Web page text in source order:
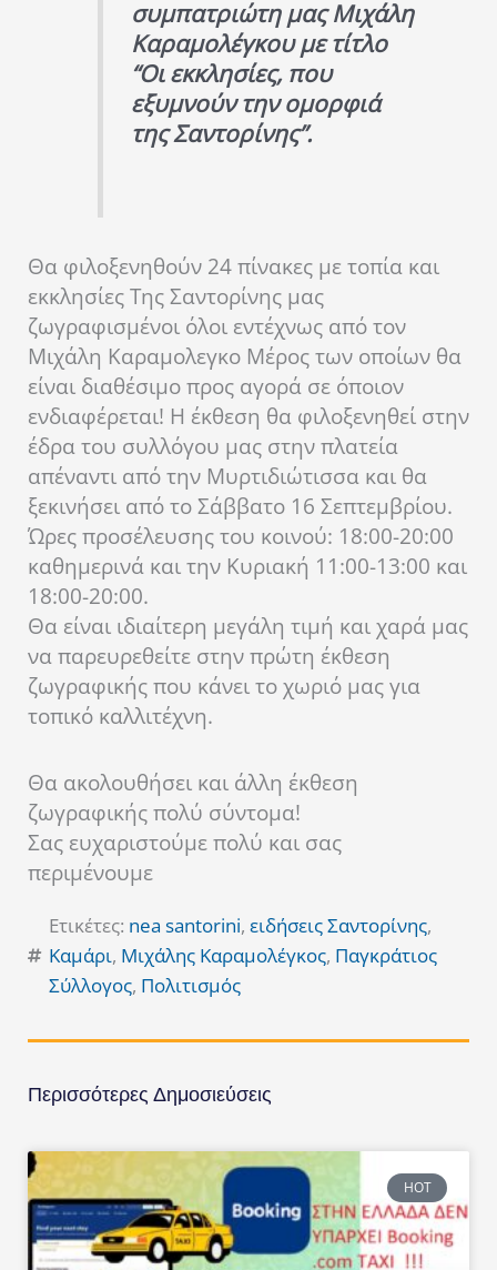
συμπατριώτη μας Μιχάλη
Καραμολέγκου με τίτλο
“Οι εκκλησίες, που
εξυμνούν την ομορφιά
της Σαντορίνης”.
Θα φιλοξενηθούν 24 πίνακες με τοπία και
εκκλησίες Της Σαντορίνης μας
ζωγραφισμένοι όλοι εντέχνως από τον
Μιχάλη Καραμολεγκο Μέρος των οποίων θα
είναι διαθέσιμο προς αγορά σε όποιον
ενδιαφέρεται! Η έκθεση θα φιλοξενηθεί στην
έδρα του συλλόγου μας στην πλατεία
απέναντι από την Μυρτιδιώτισσα και θα
ξεκινήσει από το Σάββατο 16 Σεπτεμβρίου.
Ώρες προσέλευσης του κοινού: 18:00-20:00
καθημερινά και την Κυριακή 11:00-13:00 και
18:00-20:00.
Θα είναι ιδιαίτερη μεγάλη τιμή και χαρά μας
να παρευρεθείτε στην πρώτη έκθεση
ζωγραφικής που κάνει το χωριό μας για
τοπικό καλλιτέχνη.
Θα ακολουθήσει και άλλη έκθεση
ζωγραφικής πολύ σύντομα!
Σας ευχαριστούμε πολύ και σας
περιμένουμε
Ετικέτες: nea santorini, ειδήσεις Σαντορίνης,
Καμάρι, Μιχάλης Καραμολέγκος, Παγκράτιος
Σύλλογος, Πολιτισμός
Περισσότερες Δημοσιεύσεις
HOT